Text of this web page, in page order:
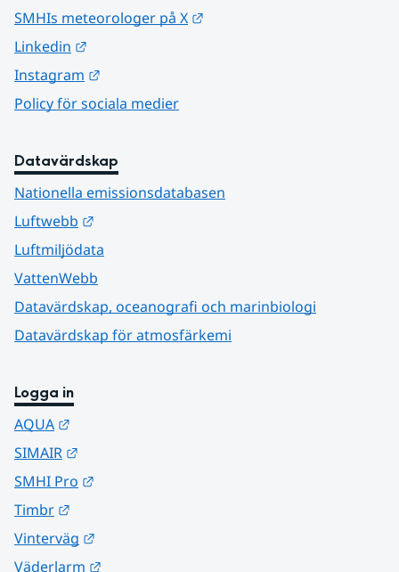
SMHIs meteorologer på X
Linkedin
Instagram
Policy för sociala medier
Datavärdskap
Nationella emissionsdatabasen
Luftwebb
Luftmiljödata
VattenWebb
Datavärdskap, oceanografi och marinbiologi
Datavärdskap för atmosfärkemi
Logga in
AQUA
SIMAIR
SMHI Pro
Timbr
Vinterväg
Väderlarm